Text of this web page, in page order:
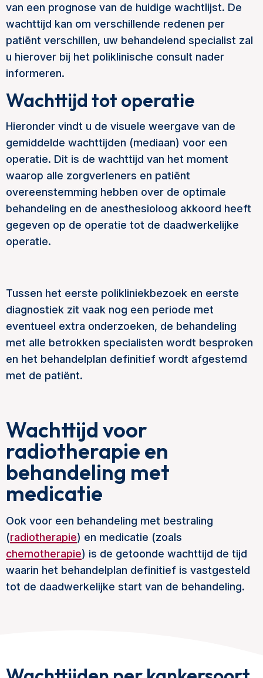
van een prognose van de huidige wachtlijst. De
wachttijd kan om verschillende redenen per
patiënt verschillen, uw behandelend specialist zal
u hierover bij het poliklinische consult nader
informeren.
Wachttijd tot operatie
Hieronder vindt u de visuele weergave van de
gemiddelde wachttijden (mediaan) voor een
operatie. Dit is de wachttijd van het moment
waarop alle zorgverleners en patiënt
overeenstemming hebben over de optimale
behandeling en de anesthesioloog akkoord heeft
gegeven op de operatie tot de daadwerkelijke
operatie.
Tussen het eerste polikliniekbezoek en eerste
diagnostiek zit vaak nog een periode met
eventueel extra onderzoeken, de behandeling
met alle betrokken specialisten wordt besproken
en het behandelplan definitief wordt afgestemd
met de patiënt.
Wachttijd voor
radiotherapie en
behandeling met
medicatie
Ook voor een behandeling met bestraling
(radiotherapie) en medicatie (zoals
chemotherapie) is de getoonde wachttijd de tijd
waarin het behandelplan definitief is vastgesteld
tot de daadwerkelijke start van de behandeling.